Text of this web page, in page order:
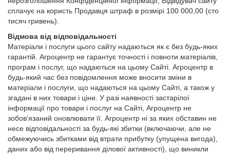
сплачує на користь Продавця штраф в розмірі 100 000,00 (сто
тисяч гривень).
Відмова від відповідальності
Матеріали і послуги цього сайту надаються як є без будь-яких
гарантій. Агроцентр не гарантує точності і повноти матеріалів,
програм і послуг, що надаються на цьому Сайті. Агроцентр в
будь-який час без повідомлення може вносити зміни в
матеріали і послуги, що надаються на цьому Сайті, а також у
згадані в них товари і ціни. У разі наявності застарілої
інформації про товари і послуг на Сайті, Агроцентр не
зобов'язаний оновлювати її. Агроцентр ні за яких обставин не
несе відповідальності за будь-які збитки (включаючи, але не
обмежуючись збитками від втрати прибутку (упущена вигода),
даних або від переривання ділової активності), що виникли